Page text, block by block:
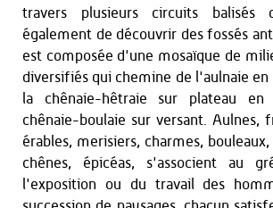
travers plusieurs circuits balisés
également de découvrir des fossés
est composée d'une mosaïque de
diversifiés qui chemine de l'aulnaie en
la chênaie-hêtraie sur plateau en
chênaie-boulaie sur versant. Aulnes,
érables, merisiers, charmes,
chênes, épicéas, s'associent au
l'exposition ou du travail des